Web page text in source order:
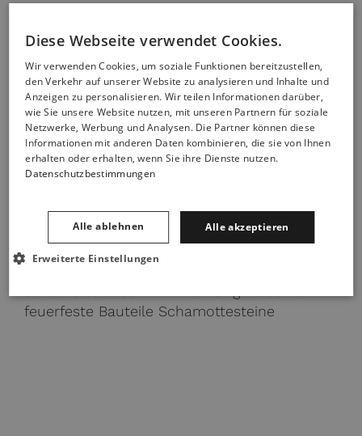
feuerfeste Bauteile Schamottesteine
Diese Webseite verwendet Cookies.
Wir verwenden Cookies, um soziale Funktionen bereitzustellen,
den Verkehr auf unserer Website zu analysieren und Inhalte und
Anzeigen zu personalisieren. Wir teilen Informationen darüber,
wie Sie unsere Website nutzen, mit unseren Partnern für soziale
Netzwerke, Werbung und Analysen. Die Partner können diese
Informationen mit anderen Daten kombinieren, die sie von Ihnen
erhalten oder erhalten, wenn Sie ihre Dienste nutzen.
Datenschutzbestimmungen
Alle akzeptieren
Alle ablehnen
Erweiterte Einstellungen